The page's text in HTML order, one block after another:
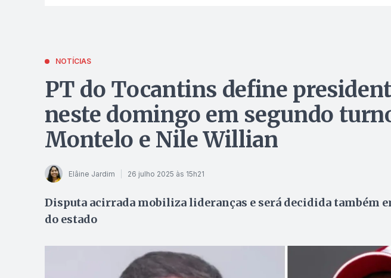
NOTÍCIAS
PT do Tocantins define
neste domingo em segundo
Montelo e Nile Willian
Elâine Jardim 26 julho 2025 às 15h21
Disputa acirrada mobiliza lideranças e será decidida também
do estado